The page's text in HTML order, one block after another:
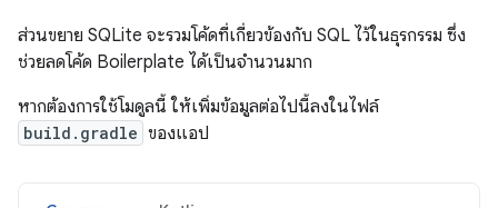
ส่วนขยาย SQLite จะรวมโค้ดที่เกี่ยวข้องกับ SQL ไว้ในธุรกรรม ซึ่ง
ช่วยลดโค้ด Boilerplate ได้เป็นจำนวนมาก
หากต้องการใช้โมดูลนี้ ให้เพิ่มข้อมูลต่อไปนี้ลงในไฟล์
build.gradle ของแอป